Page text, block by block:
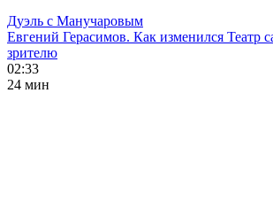
Дуэль с Манучаровым
Евгений Герасимов. Как изменился Театр
зрителю
02:33
24 мин